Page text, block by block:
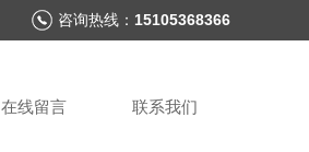
咨询热线： 15105368366
在线留言 联系我们